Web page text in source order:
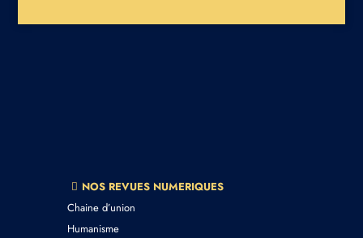
NOS REVUES NUMERIQUES
Chaine d’union
Humanisme